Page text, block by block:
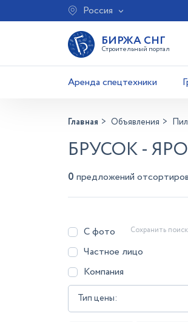
Россия
БИРЖА СНГ
Строительный портал
Аренда спецтехники
Главная Объявления
БРУСОК -
0 предложений
С фото
Частное лицо
Компания
Тип цены:
Сохранить поиск